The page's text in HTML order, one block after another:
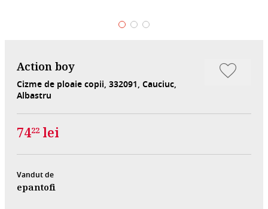
Action boy
Cizme de ploaie copii, 332091, Cauciuc,
Albastru
7422 lei
Vandut de
epantofi